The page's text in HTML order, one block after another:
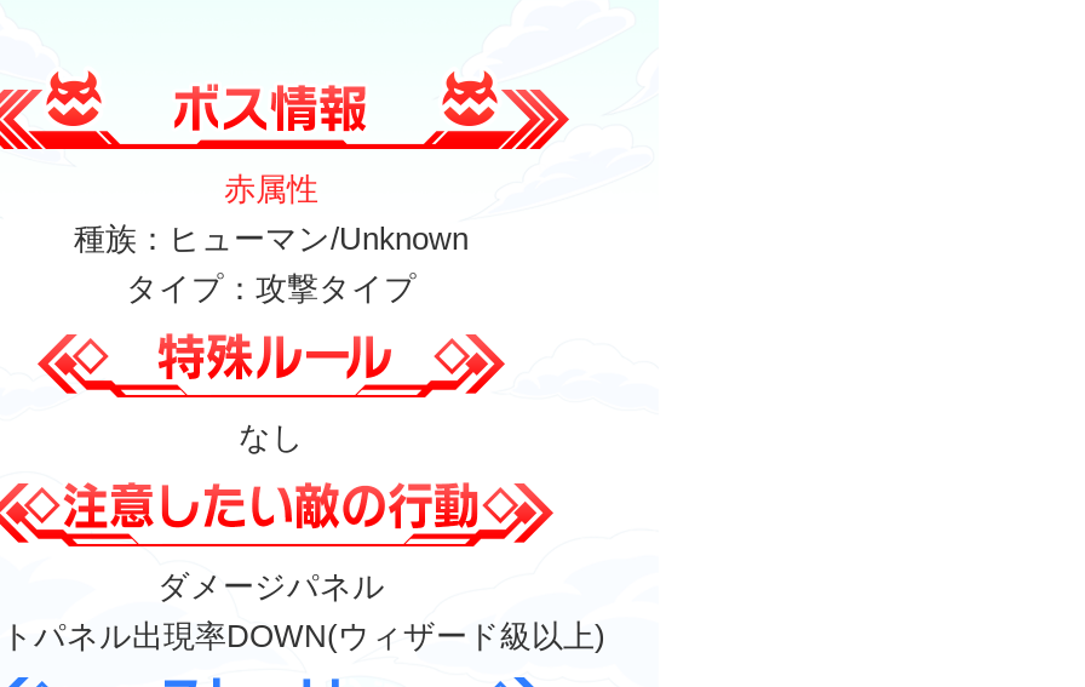
赤属性
種族：ヒューマン/Unknown
タイプ：攻撃タイプ
なし
ダメージパネル
パネル出現率DOWN(ウィザード級以上)